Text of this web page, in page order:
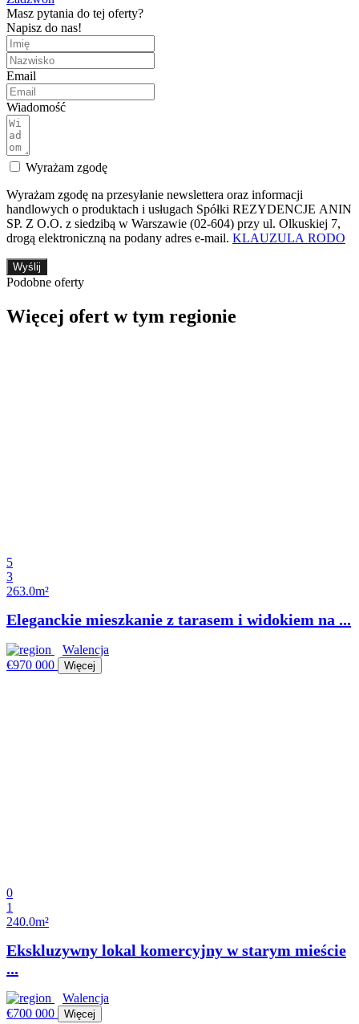
Masz pytania do tej oferty?
Napisz do nas!
Email
Wiadomość
Wyrażam zgodę
Wyrażam zgodę na przesyłanie newslettera oraz informacji
handlowych o produktach i usługach Spółki REZYDENCJE ANIN
SP. Z O.O. z siedzibą w Warszawie (02-604) przy ul. Olkuskiej 7,
drogą elektroniczną na podany adres e-mail. KLAUZULA RODO
Wyślij
Podobne oferty
Więcej ofert w tym regionie
5
3
263.0m²
Eleganckie mieszkanie z tarasem i widokiem na ...
Walencja
€970 000
Więcej
0
1
240.0m²
Ekskluzywny lokal komercyjny w starym mieście
...
Walencja
€700 000
Więcej